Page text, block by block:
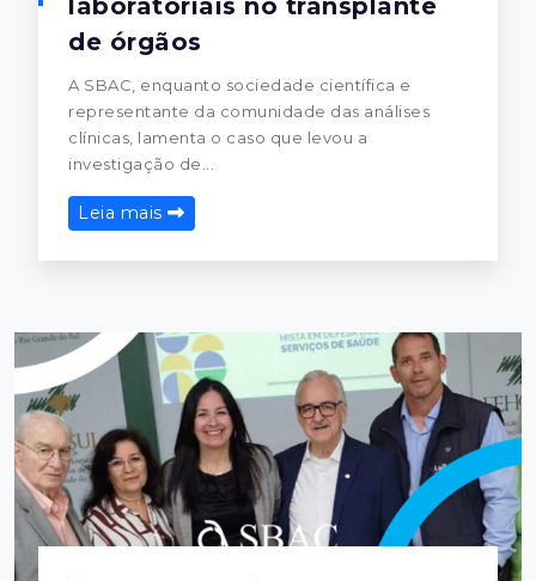
laboratoriais no transplante
de órgãos
A SBAC, enquanto sociedade científica e
representante da comunidade das análises
clínicas, lamenta o caso que levou a
investigação de...
Leia mais